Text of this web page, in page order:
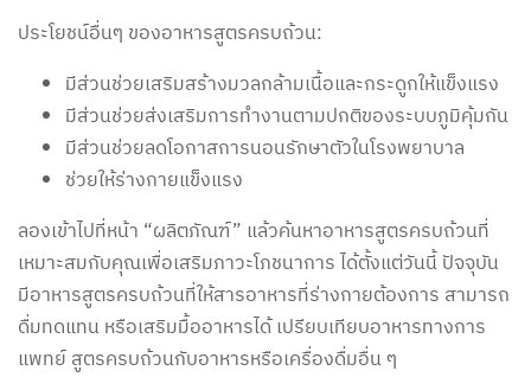
ประโยชน์อื่นๆ ของอาหารสูตรครบถ้วน:
มีส่วนช่วยเสริมสร้างมวลกล้ามเนื้อและกระดูกให้แข็งแรง
มีส่วนช่วยส่งเสริมการทำงานตามปกติของระบบภูมิคุ้มกัน
มีส่วนช่วยลดโอกาสการนอนรักษาตัวในโรงพยาบาล
ช่วยให้ร่างกายแข็งแรง
ลองเข้าไปที่หน้า “ผลิตภัณฑ์” แล้วค้นหาอาหารสูตรครบถ้วนที่
เหมาะสมกับคุณเพื่อเสริมภาวะโภชนาการ ได้ตั้งแต่วันนี้ ปัจจุบัน
มีอาหารสูตรครบถ้วนที่ให้สารอาหารที่ร่างกายต้องการ สามารถ
ดื่มทดแทน หรือเสริมมื้ออาหารได้ เปรียบเทียบอาหารทางการ
แพทย์ สูตรครบถ้วนกับอาหารหรือเครื่องดื่มอื่น ๆ